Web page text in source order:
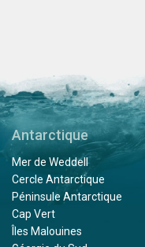
Antarctique
Mer de Weddell
Cercle Antarctique
Péninsule Antarctique
Cap Vert
Îles Malouines